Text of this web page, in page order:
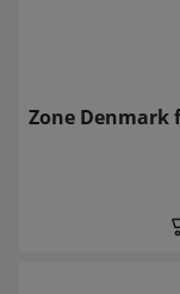
Zone Denmark